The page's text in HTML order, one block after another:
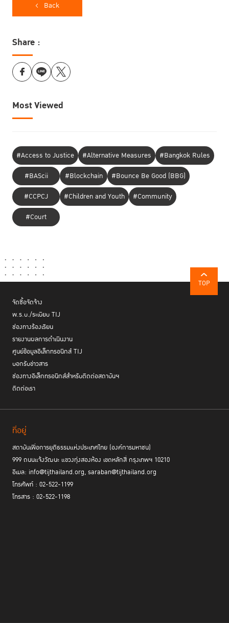
Back
Share :
Most Viewed
#Access to Justice #Alternative Measures
#Bangkok Rules
#BAScii
#Blockchain
#Bounce Be Good (BBG)
#CCPCJ
#Children and Youth
#Community
#Court
TOP
จัดซื้อจัดจ้าง
พ.ร.บ./ระเบียบ TIJ
ช่องทางร้องเรียน
รายงานผลการดำเนินงาน
ศูนย์ข้อมูลอิเล็กทรอนิกส์ TIJ
บอกรับข่าวสาร
ช่องทางอิเล็กทรอนิกส์สำหรับติดต่อสถาบันฯ
ติดต่อเรา
ที่อยู่
สถาบันเพื่อการยุติธรรมแห่งประเทศไทย (องค์การมหาชน)
999 ถนนแจ้งวัฒนะ แขวงทุ่งสองห้อง เขตหลักสี่ กรุงเทพฯ 10210
อีเมล: info@tijthailand.org, saraban@tijthailand.org
โทรศัพท์ : 02-522-1199
โทรสาร : 02-522-1198